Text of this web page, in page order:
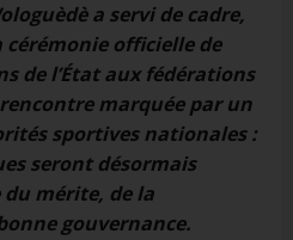
a servi de cadre,
cérémonie officielle de
de l’État aux fédérations
marquée par un
sportives nationales :
seront désormais
mérite, de la
gouvernance.